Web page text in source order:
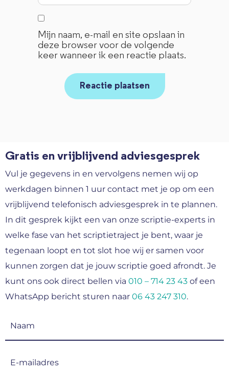
Mijn naam, e-mail en site opslaan in
deze browser voor de volgende
keer wanneer ik een reactie plaats.
Gratis en vrijblijvend adviesgesprek
Vul je gegevens in en vervolgens nemen wij op
werkdagen binnen 1 uur contact met je op om een
vrijblijvend telefonisch adviesgesprek in te plannen.
In dit gesprek kijkt een van onze scriptie-experts in
welke fase van het scriptietraject je bent, waar je
tegenaan loopt en tot slot hoe wij er samen voor
kunnen zorgen dat je jouw scriptie goed afrondt. Je
kunt ons ook direct bellen via 010 – 714 23 43 of een
WhatsApp bericht sturen naar 06 43 247 310.